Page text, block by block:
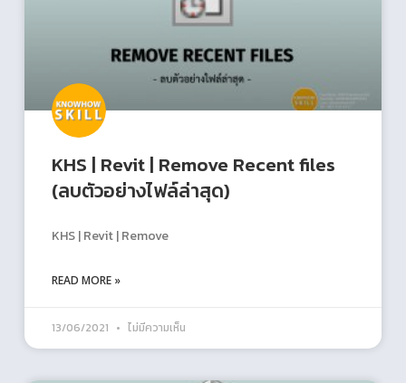
KHS | Revit | Remove Recent files
(ลบตัวอย่างไฟล์ล่าสุด)
KHS | Revit | Remove
READ MORE »
13/06/2021 ไม่มีความเห็น